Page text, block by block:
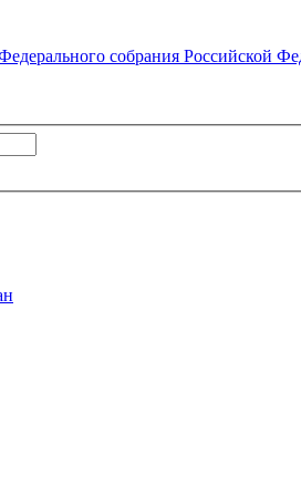
собрания Российской